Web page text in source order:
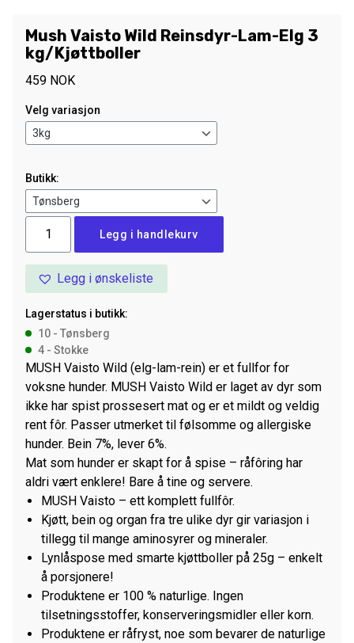
Mush Vaisto Wild Reinsdyr-Lam-Elg 3
kg/Kjøttboller
459 NOK
Velg variasjon
Butikk:
Wild
Reinsdyr-
Elg
3
kg/Kjøttboller
antall
Legg i handlekurv
Legg i ønskeliste
Lagerstatus i butikk:
10 - Tønsberg
4 - Stokke
MUSH Vaisto Wild (elg-lam-rein) er et fullfor for
voksne hunder. MUSH Vaisto Wild er laget av dyr som
ikke har spist prossesert mat og er et mildt og veldig
rent fôr. Passer utmerket til følsomme og allergiske
hunder. Bein 7%, lever 6%.
Mat som hunder er skapt for å spise – råfôring har
aldri vært enklere! Bare å tine og servere.
MUSH Vaisto – ett komplett fullfôr.
Kjøtt, bein og organ fra tre ulike dyr gir variasjon i
tillegg til mange aminosyrer og mineraler.
Lynlåspose med smarte kjøttboller på 25g – enkelt
å porsjonere!
Produktene er 100 % naturlige. Ingen
tilsetningsstoffer, konserveringsmidler eller korn.
Produktene er råfryst, noe som bevarer de naturlige